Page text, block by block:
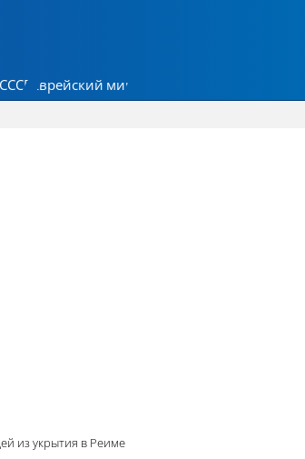
Еврейский мир
из укрытия в Реиме